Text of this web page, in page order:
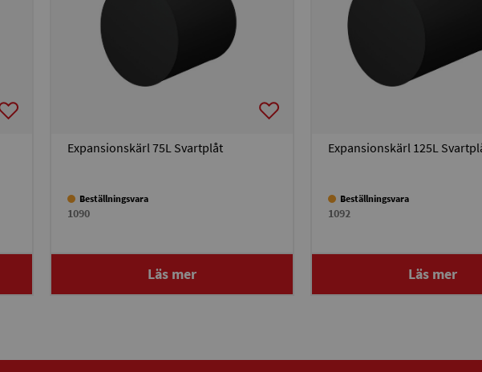
Expansionskärl 75L Svartplåt
Beställningsvara
1090
Läs mer
Expansionskärl 125L
Beställningsvara
1092
Läs mer